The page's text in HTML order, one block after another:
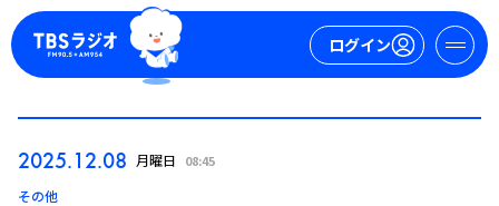
ログイン
2025.12.08 月曜日 08:45
その他